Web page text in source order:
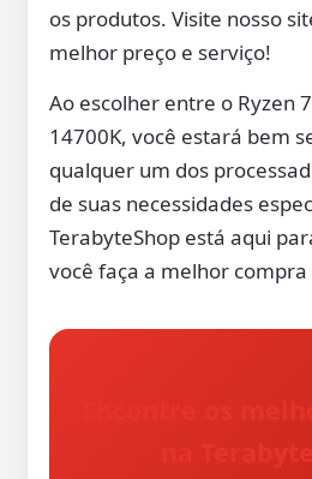
os produtos. Visite nosso
melhor preço e serviço!
Ao escolher entre o Ryzen
14700K, você estará bem
qualquer um dos
de suas necessidades
TerabyteShop está aqui
você faça a melhor compra
Encontre os
na